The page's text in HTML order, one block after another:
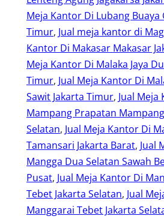
Meja Kantor Di Lubang Buaya
Timur, Jual meja kantor di
Kantor Di Makasar Makasar
Meja Kantor Di Malaka Jaya
Timur, Jual Meja Kantor Di
Sawit Jakarta Timur, Jual Meja
Mampang Prapatan
Selatan, Jual Meja Kantor Di
Tamansari Jakarta Barat, Jual
Mangga Dua Selatan Sawah
Pusat, Jual Meja Kantor Di
Tebet Jakarta Selatan, Jual
Manggarai Tebet Jakarta